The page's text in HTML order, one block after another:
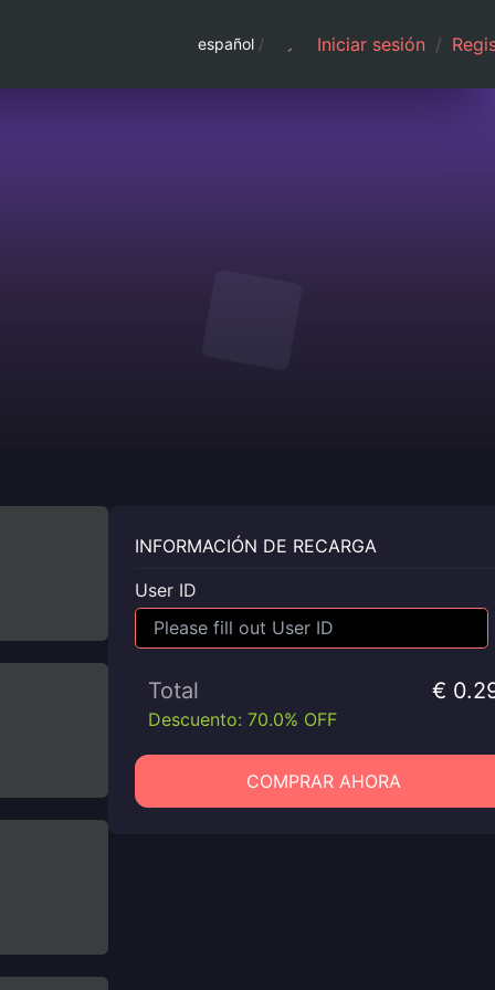
español / Iniciar sesión /
INFORMACIÓN DE RECARGA
User ID
Total €
Descuento: 70.0% OFF
COMPRAR AHORA